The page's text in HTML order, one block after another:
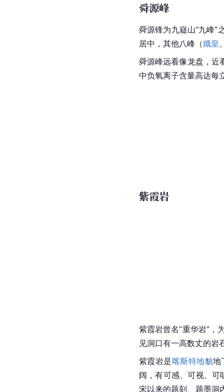
舜源峰
舜源锋为九嶷山“九峰”
居中，其他八峰（娥皇
舜源峰远看像龙盘，近
中负氧离子含量高达每
紫霞岩
紫霞岩曾名“重华岩”，
见洞口有一高数丈的岩
紫霞岩是喀斯特地貌地
阔，有可感、可视、可
宋以来的题刻、题墨洞